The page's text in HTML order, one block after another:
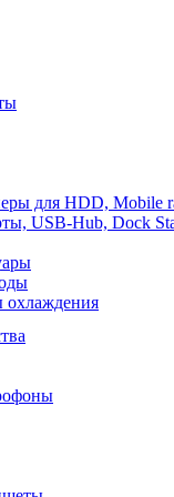
для HDD, Mobile
USB-Hub, Dock
охлаждения